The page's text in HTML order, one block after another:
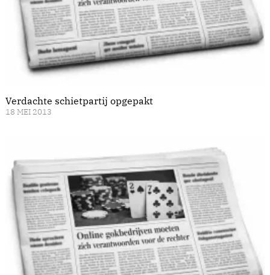
Verdachte schietpartij opgepakt
18 MEI 2013